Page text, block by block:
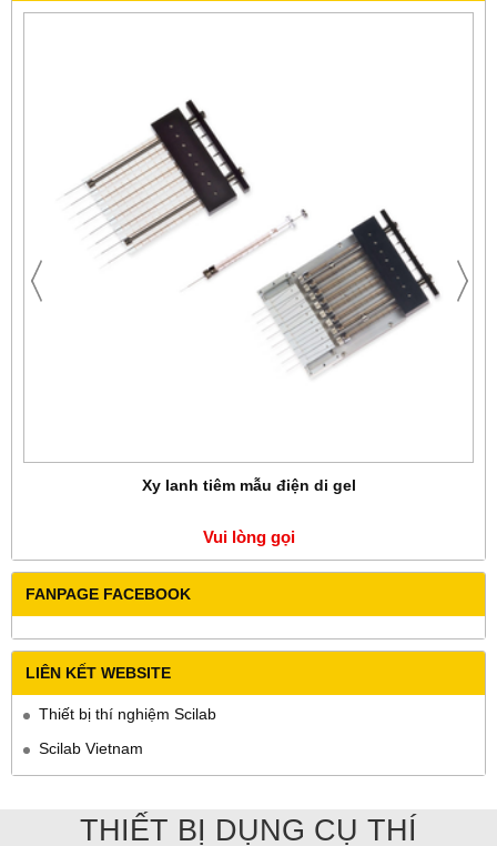
Xy lanh tiêm mẫu điện di gel
Vui lòng gọi
FANPAGE FACEBOOK
LIÊN KẾT WEBSITE
Thiết bị thí nghiệm Scilab
Scilab Vietnam
THIẾT BỊ DỤNG CỤ THÍ